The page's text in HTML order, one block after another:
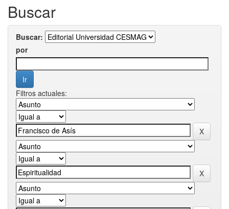
Buscar
Buscar:
por
Filtros actuales: